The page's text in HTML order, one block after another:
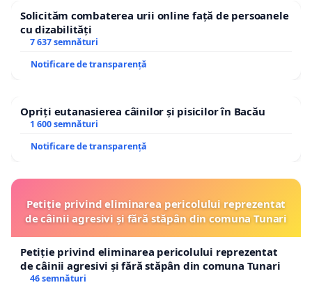
Solicităm combaterea urii online față de persoanele
cu dizabilități
7 637 semnături
Notificare de transparență
Opriți eutanasierea câinilor și pisicilor în Bacău
1 600 semnături
Notificare de transparență
Petiție privind eliminarea pericolului reprezentat
de câinii agresivi și fără stăpân din comuna Tunari
Petiție privind eliminarea pericolului reprezentat
de câinii agresivi și fără stăpân din comuna Tunari
46 semnături